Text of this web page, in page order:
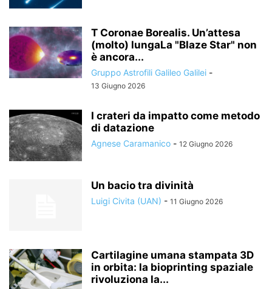
T Coronae Borealis. Un’attesa
(molto) lungaLa "Blaze Star" non
è ancora...
Gruppo Astrofili Galileo Galilei -
13 Giugno 2026
I crateri da impatto come metodo
di datazione
Agnese Caramanico - 12 Giugno 2026
Un bacio tra divinità
Luigi Civita (UAN) - 11 Giugno 2026
Cartilagine umana stampata 3D
in orbita: la bioprinting spaziale
rivoluziona la...